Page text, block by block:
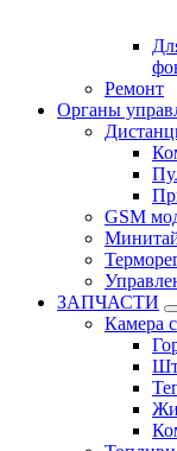
Ремонт
Органы
GSM
ЗАПЧАСТИ
Камера